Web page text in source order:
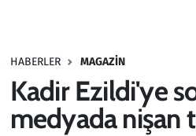
HABERLER MAGAZIN
Kadir Ezildi'ye
medyada nişan
Haber
Kültür Sanat